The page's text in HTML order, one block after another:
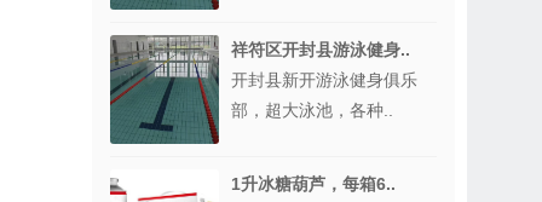
祥符区开封县游泳健身..
开封县新开游泳健身俱乐
部，超大泳池，各种..
1升冰糖葫芦，每箱6..